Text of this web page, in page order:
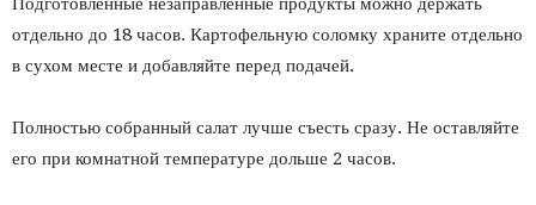
отдельно до 18 часов. Картофельную соломку храните отдельно
в сухом месте и добавляйте перед подачей.
Полностью собранный салат лучше съесть сразу. Не оставляйте
его при комнатной температуре дольше 2 часов.